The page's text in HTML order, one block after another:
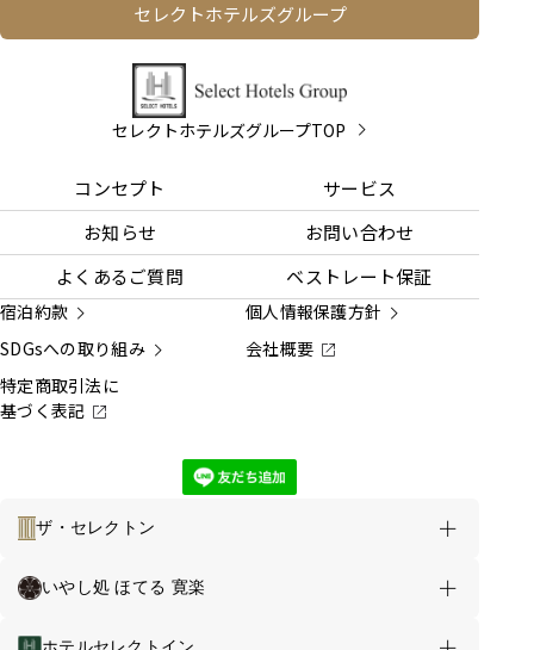
ホテルのご案内
セレクトホテルズグループ
セレクトホテルズグループTOP
コンセプト
サービス
お知らせ
お問い合わせ
よくあるご質問
ベストレート保証
宿泊約款
個人情報保護方針
SDGsへの取り組み
会社概要
特定商取引法に
基づく表記
ザ・セレクトン
いやし処 ほてる 寛楽
ホテルセレクトイン